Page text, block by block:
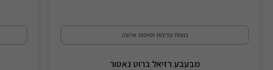
בועות עדינות וסיומת ארוכה
מבעבע רזיאל ברוט נאטור